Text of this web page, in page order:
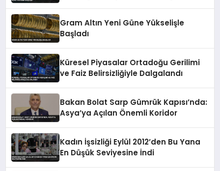
Gram Altın Yeni Güne Yükselişle
Başladı
Küresel Piyasalar Ortadoğu Gerilimi
ve Faiz Belirsizliğiyle Dalgalandı
Bakan Bolat Sarp Gümrük Kapısı’nda:
Asya’ya Açılan Önemli Koridor
Kadın İşsizliği Eylül 2012’den Bu Yana
En Düşük Seviyesine İndi